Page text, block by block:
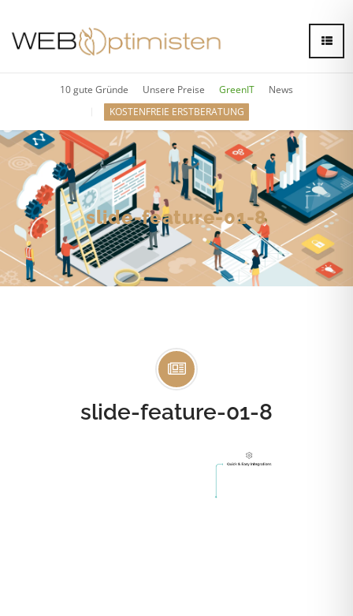
10 gute Gründe Unsere Preise GreenIT
News
KOSTENFREIE ERSTBERATUNG
slide-feature-01-8
slide-feature-01-8